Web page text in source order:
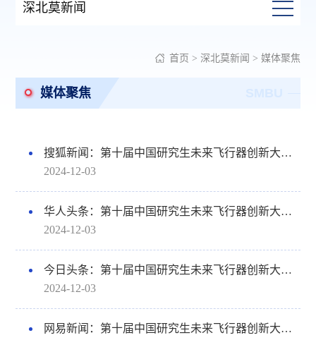
深北莫新闻
首页 > 深北莫新闻 > 媒体聚焦
媒体聚焦
搜狐新闻：第十届中国研究生未来飞行器创新大赛在深圳北理莫斯科大学落幕
2024-12-03
华人头条：第十届中国研究生未来飞行器创新大赛在深圳北理莫斯科大学落幕
2024-12-03
今日头条：第十届中国研究生未来飞行器创新大赛在深圳北理莫斯科大学落幕
2024-12-03
网易新闻：第十届中国研究生未来飞行器创新大赛在深圳北理莫斯科大学落幕